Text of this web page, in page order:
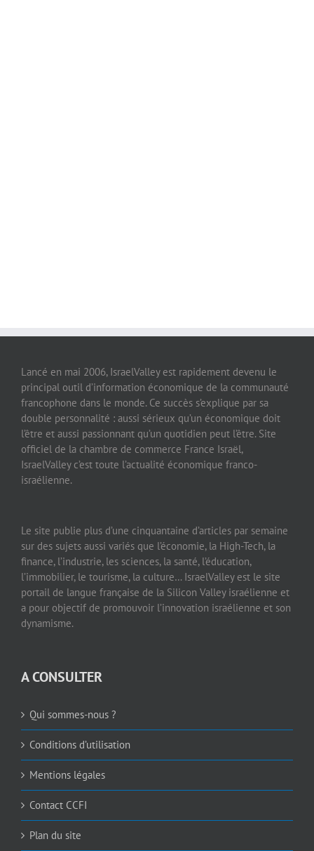
Lancé en mai 2006, IsraelValley est rapidement devenu le
principal outil d’information économique de la communauté
francophone dans le monde. Ce succès s’explique par sa
double personnalité : aussi sérieux qu’un économique doit
l’être et aussi passionnant qu’un quotidien peut l’être. Site
officiel de la chambre de commerce France Israël,
IsraelValley c’est toute l’actualité économique franco-
israélienne.
Le site publie plus d’une cinquantaine d’articles par semaine
sur des sujets aussi variés que l’économie, la High-Tech, la
finance, l’industrie, les sciences, la santé, l’éducation,
l’immobilier, le tourisme, la culture… IsraelValley est le site
portail de langue française de la Silicon Valley israélienne et
a pour objectif de promouvoir l’innovation israélienne et son
dynamisme.
A CONSULTER
Qui sommes-nous ?
Conditions d’utilisation
Mentions légales
Contact CCFI
Plan du site